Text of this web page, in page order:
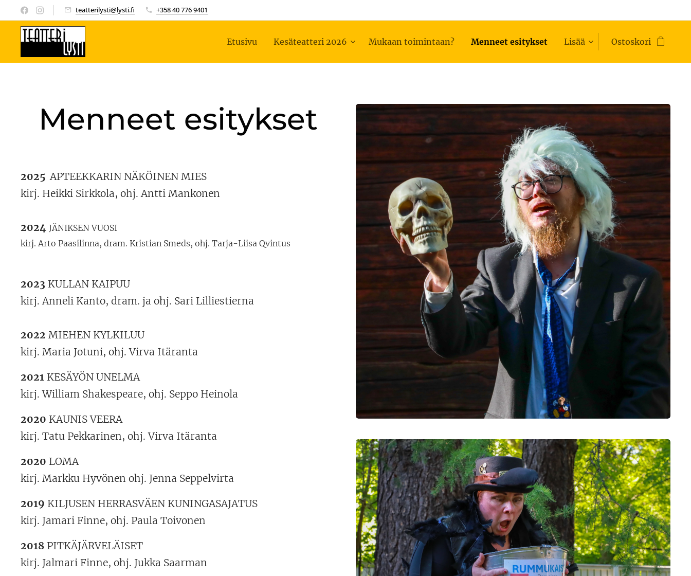
teatterilysti@lysti.fi +358 40 776 9401
Etusivu Kesäteatteri 2026 Mukaan toimintaan? Menneet esitykset Lisää Ostoskori
Menneet esitykset
2025 APTEEKKARIN NÄKÖINEN MIES
kirj. Heikki Sirkkola, ohj. Antti Mankonen
2024 JÄNIKSEN VUOSI
kirj. Arto Paasilinna, dram. Kristian Smeds, ohj. Tarja-Liisa Qvintus
2023 KULLAN KAIPUU
kirj. Anneli Kanto, dram. ja ohj. Sari Lilliestierna
2022 MIEHEN KYLKILUU
kirj. Maria Jotuni, ohj. Virva Itäranta
2021 KESÄYÖN UNELMA
kirj. William Shakespeare, ohj. Seppo Heinola
2020 KAUNIS VEERA
kirj. Tatu Pekkarinen, ohj. Virva Itäranta
2020 LOMA
kirj. Markku Hyvönen ohj. Jenna Seppelvirta
2019 KILJUSEN HERRASVÄEN KUNINGASAJATUS
kirj. Jamari Finne, ohj. Paula Toivonen
2018 PITKÄJÄRVELÄISET
kirj. Jalmari Finne, ohj. Jukka Saarman